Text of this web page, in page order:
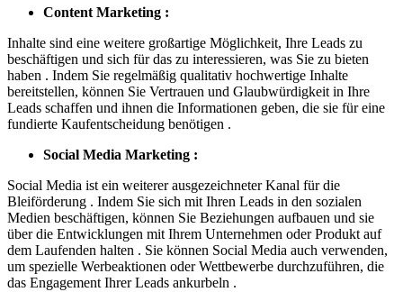
Content Marketing :
Inhalte sind eine weitere großartige Möglichkeit, Ihre Leads zu
beschäftigen und sich für das zu interessieren, was Sie zu bieten
haben . Indem Sie regelmäßig qualitativ hochwertige Inhalte
bereitstellen, können Sie Vertrauen und Glaubwürdigkeit in Ihre
Leads schaffen und ihnen die Informationen geben, die sie für eine
fundierte Kaufentscheidung benötigen .
Social Media Marketing :
Social Media ist ein weiterer ausgezeichneter Kanal für die
Bleiförderung . Indem Sie sich mit Ihren Leads in den sozialen
Medien beschäftigen, können Sie Beziehungen aufbauen und sie
über die Entwicklungen mit Ihrem Unternehmen oder Produkt auf
dem Laufenden halten . Sie können Social Media auch verwenden,
um spezielle Werbeaktionen oder Wettbewerbe durchzuführen, die
das Engagement Ihrer Leads ankurbeln .